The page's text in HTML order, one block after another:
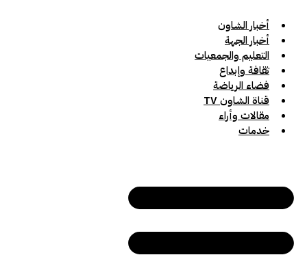
أخبار الشاون
أخبار الجهة
التعليم والجمعيات
ثقافة وإبداع
فضاء الرياضة
قناة الشاون TV
مقالات وأراء
خدمات